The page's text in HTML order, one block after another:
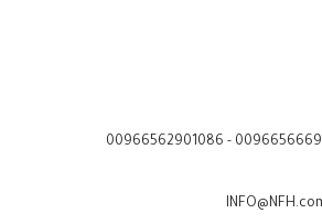
00966562901086 -